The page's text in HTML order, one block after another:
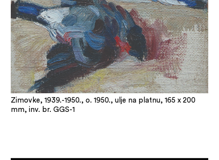
Zimovke, 1939.-1950., o. 1950., ulje na platnu, 165 x 200
mm, inv. br. GGS-1